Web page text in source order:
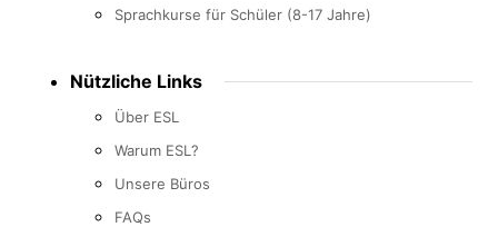
Sprachkurse für Schüler (8-17 Jahre)
Nützliche Links
Über ESL
Warum ESL?
Unsere Büros
FAQs